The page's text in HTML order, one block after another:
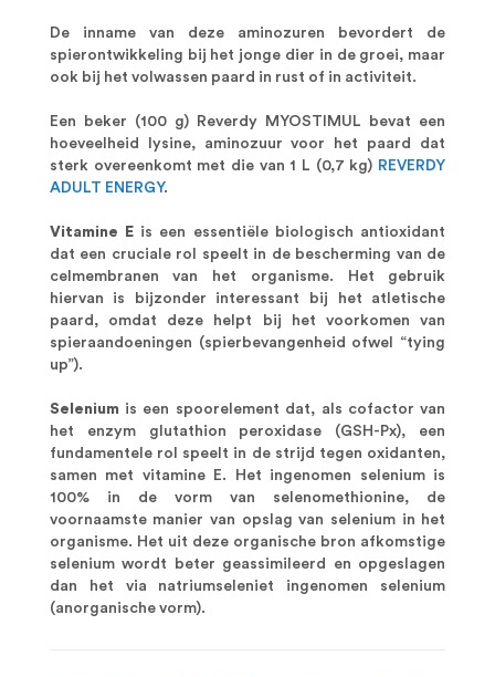
De inname van deze aminozuren bevordert de
spierontwikkeling bij het jonge dier in de groei, maar
ook bij het volwassen paard in rust of in activiteit.
Een beker (100 g) Reverdy MYOSTIMUL bevat een
hoeveelheid lysine, aminozuur voor het paard dat
sterk overeenkomt met die van 1 L (0,7 kg) REVERDY
ADULT ENERGY.
Vitamine E is een essentiële biologisch antioxidant
dat een cruciale rol speelt in de bescherming van de
celmembranen van het organisme. Het gebruik
hiervan is bijzonder interessant bij het atletische
paard, omdat deze helpt bij het voorkomen van
spieraandoeningen (spierbevangenheid ofwel “tying
up”).
Selenium is een spoorelement dat, als cofactor van
het enzym glutathion peroxidase (GSH-Px), een
fundamentele rol speelt in de strijd tegen oxidanten,
samen met vitamine E. Het ingenomen selenium is
100% in de vorm van selenomethionine, de
voornaamste manier van opslag van selenium in het
organisme. Het uit deze organische bron afkomstige
selenium wordt beter geassimileerd en opgeslagen
dan het via natriumseleniet ingenomen selenium
(anorganische vorm).